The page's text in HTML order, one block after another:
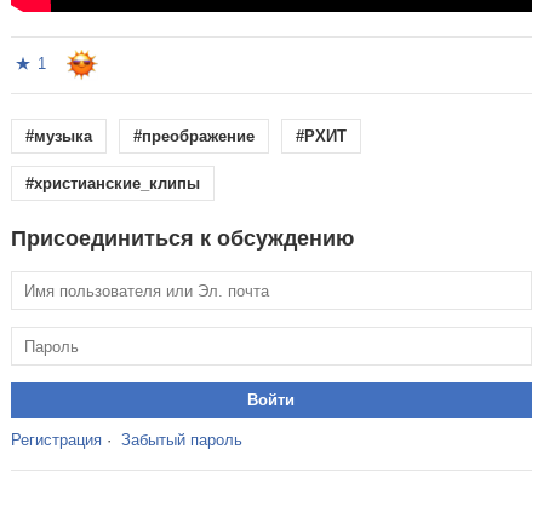
1
#музыка #преображение #РХИТ
#христианские_клипы
Присоединиться к обсуждению
Регистрация· Забытый пароль